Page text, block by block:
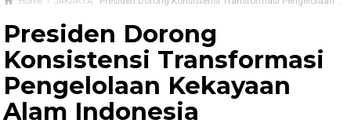
Presiden Dorong
Konsistensi Transformasi
Pengelolaan Kekayaan
Alam Indonesia